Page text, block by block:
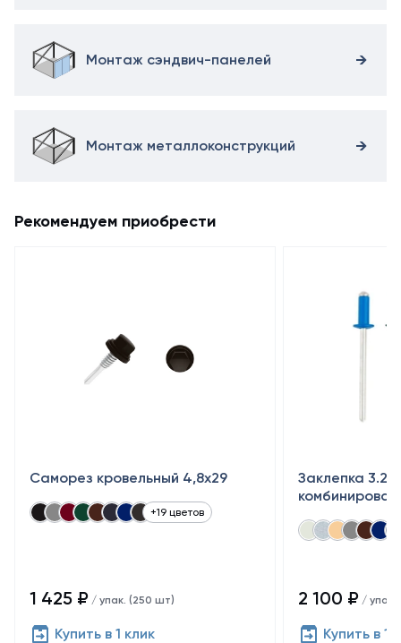
Монтаж сэндвич-панелей
Монтаж металлоконструкций
Рекомендуем приобрести
Саморез кровельный 4,8x29
+19 цветов
1 425 ₽ / упак. (250 шт)
Купить в 1 клик
Заклепка
2 100 ₽ / упак.
Купить в 1